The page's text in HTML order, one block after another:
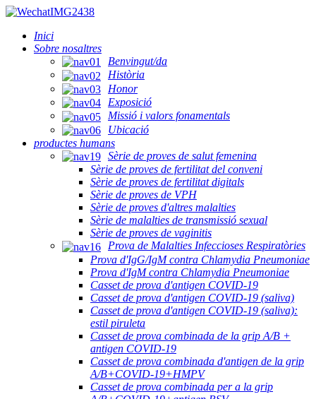
Inici
Sobre nosaltres
Benvingut/da
Història
Honor
Exposició
Missió i valors fonamentals
Ubicació
productes humans
Sèrie de proves de salut femenina
Sèrie de proves de fertilitat del conveni
Sèrie de proves de fertilitat digitals
Sèrie de proves de VPH
Sèrie de proves d'altres malalties
Sèrie de malalties de transmissió sexual
Sèrie de proves de vaginitis
Prova de Malalties Infeccioses Respiratòries
Prova d'IgG/IgM contra Chlamydia Pneumoniae
Prova d'IgM contra Chlamydia Pneumoniae
Casset de prova d'antigen COVID-19
Casset de prova d'antigen COVID-19 (saliva)
Casset de prova d'antigen COVID-19 (saliva):
estil piruleta
Casset de prova combinada de la grip A/B +
antigen COVID-19
Casset de prova combinada d'antigen de la grip
A/B+COVID-19+HMPV
Casset de prova combinada per a la grip